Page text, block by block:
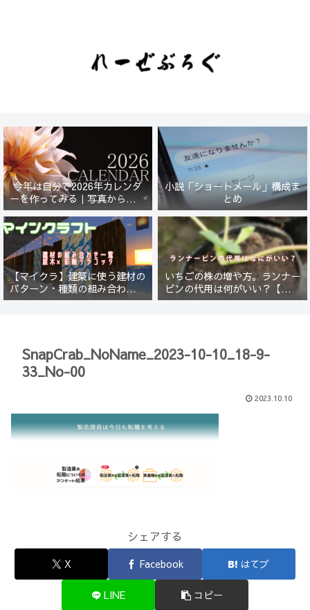
今年は自分で2026年カレンダ
ーを作ってみる｜写真から始ま
る小さなプロジェクト【一灯
花】
小説「ショートメール」構成ま
とめ
【マイクラ】建築に使う建材の
パターン・種類の組み合わせ一
覧！原木×彩釉テラコッタ編
いちごの株の増や方。ランナー
ピンの代用は何がいい？【５年
放置したイチゴは復活するの
SnapCrab_NoName_2023-10-10_18-9-
33_No-00
2023.10.10
シェアする
X Facebook はてブ
LINE コピー